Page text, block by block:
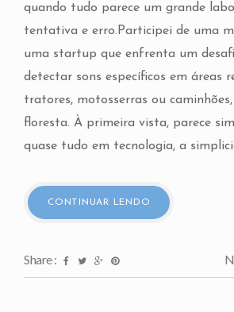
quando tudo parece um grande
tentativa e erro.Participei de uma
uma startup que enfrenta um
detectar sons específicos em áreas
tratores, motosserras ou
floresta. À primeira vista, parece
quase tudo em tecnologia, a
CONTINUAR LENDO
Share :